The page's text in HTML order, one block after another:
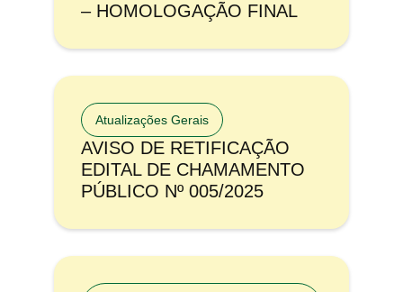
– HOMOLOGAÇÃO FINAL
Atualizações Gerais
AVISO DE RETIFICAÇÃO
EDITAL DE CHAMAMENTO
PÚBLICO Nº 005/2025